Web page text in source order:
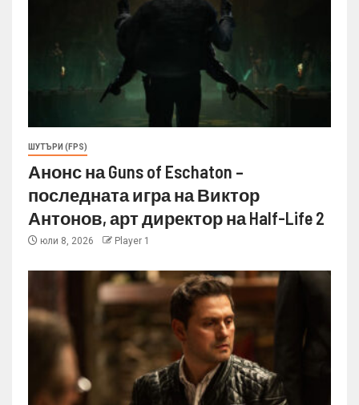
ШУТЪРИ (FPS)
Анонс на Guns of Eschaton –
последната игра на Виктор
Антонов, арт директор на Half-Life 2
юли 8, 2026 Player 1